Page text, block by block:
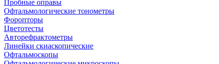
Пробные оправы
Офтальмологические тонометры
Форопторы
Цветотесты
Авторефрактометры
Линейки скиаскопические
Офтальмоскопы